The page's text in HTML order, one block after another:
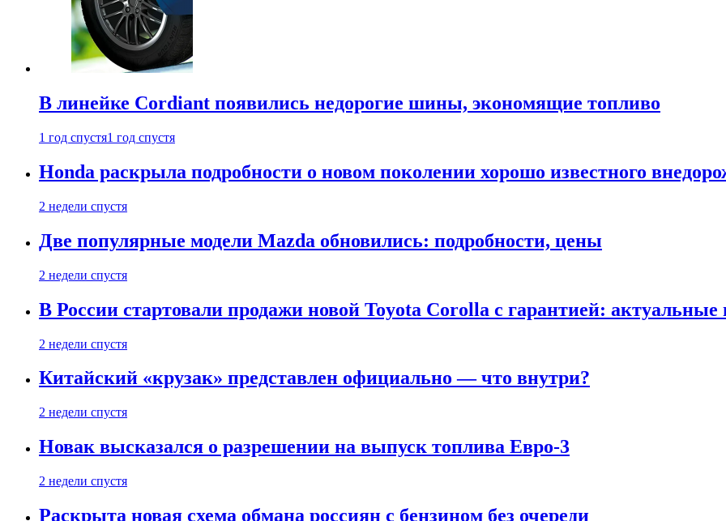
В линейке Cordiant появились недорогие шины, экономящие топливо
1 год спустя1 год спустя
Honda раскрыла подробности о новом поколении хорошо известного
2 недели спустя
Две популярные модели Mazda обновились: подробности, цены
2 недели спустя
В России стартовали продажи новой Toyota Corolla с гарантией:
2 недели спустя
Китайский «крузак» представлен официально — что внутри?
2 недели спустя
Новак высказался о разрешении на выпуск топлива Евро-3
2 недели спустя
Раскрыта новая схема обмана россиян с бензином без очереди